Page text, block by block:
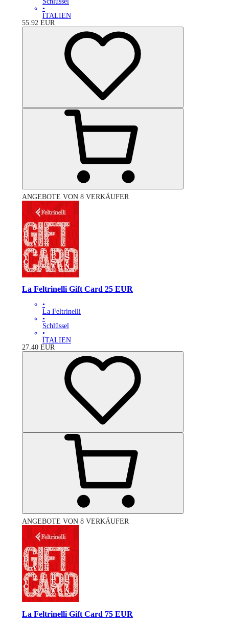
•
ITALIEN
55.92 EUR
ANGEBOTE VON 8 VERKÄUFER
La Feltrinelli Gift Card 25 EUR
•
La Feltrinelli
•
Schlüssel
•
ITALIEN
27.40 EUR
ANGEBOTE VON 8 VERKÄUFER
La Feltrinelli Gift Card 75 EUR